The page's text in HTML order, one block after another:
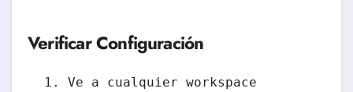
Verificar Configuración
1. Ve a cualquier workspace